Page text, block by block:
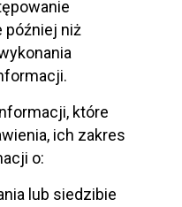
później niż
które
ich zakres
o:
lub siedzibie